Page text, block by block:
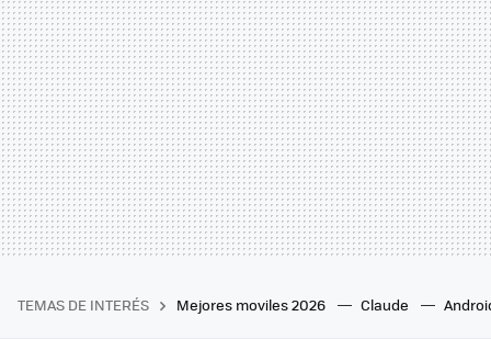
TEMAS DE INTERÉS Mejores moviles 2026 Claude